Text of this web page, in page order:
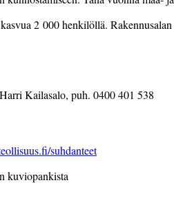
2 000 henkilöllä.
Kailasalo, puh. 0400 401 538
suhdanteet
kuviopankista